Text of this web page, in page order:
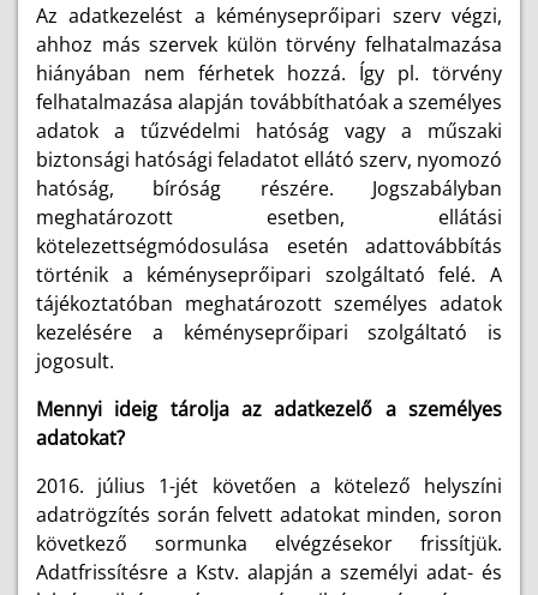
Az adatkezelést a kéményseprőipari szerv végzi,
ahhoz más szervek külön törvény felhatalmazása
hiányában nem férhetek hozzá. Így pl. törvény
felhatalmazása alapján továbbíthatóak a személyes
adatok a tűzvédelmi hatóság vagy a műszaki
biztonsági hatósági feladatot ellátó szerv, nyomozó
hatóság, bíróság részére. Jogszabályban
meghatározott esetben, ellátási
kötelezettségmódosulása esetén adattovábbítás
történik a kéményseprőipari szolgáltató felé. A
tájékoztatóban meghatározott személyes adatok
kezelésére a kéményseprőipari szolgáltató is
jogosult.
Mennyi ideig tárolja az adatkezelő a személyes
adatokat?
2016. július 1-jét követően a kötelező helyszíni
adatrögzítés során felvett adatokat minden, soron
következő sormunka elvégzésekor frissítjük.
Adatfrissítésre a Kstv. alapján a személyi adat- és